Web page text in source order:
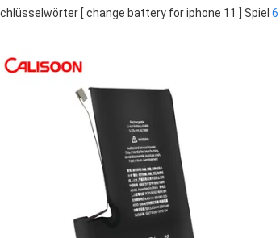
[ change battery for iphone 11 ] Spiel 6